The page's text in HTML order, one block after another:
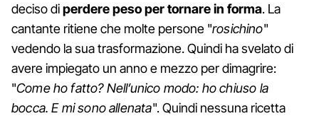
deciso diperdere peso per tornare in forma. La
cantante ritiene che molte persone "rosichino"
vedendo la sua trasformazione. Quindi ha svelato di
avere impiegato un anno e mezzo per dimagrire:
"Come ho fatto? Nell’unico modo: ho chiuso la
bocca. E mi sono allenata". Quindi nessuna ricetta